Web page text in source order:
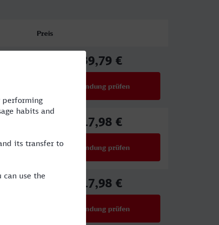
Preis
39,79 €
Verbindung prüfen
17,98 €
Verbindung prüfen
17,98 €
Verbindung prüfen